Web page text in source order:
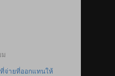
ม
จ่ายที่ออกแทนให้